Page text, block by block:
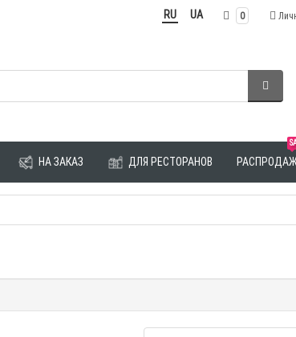
0
RU UA
НА ЗАКАЗ ДЛЯ РЕСТОРАНОВ